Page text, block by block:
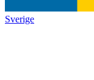
Sverige